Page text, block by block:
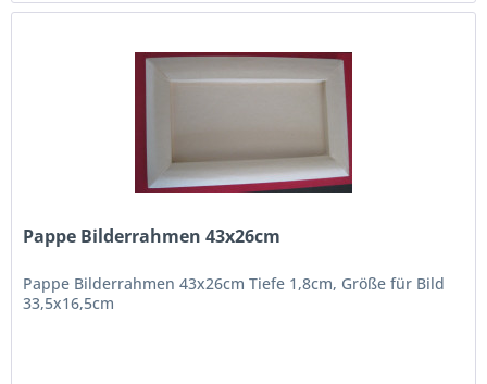
Pappe Bilderrahmen 43x26cm
Pappe Bilderrahmen 43x26cm Tiefe 1,8cm, Größe für Bild
33,5x16,5cm